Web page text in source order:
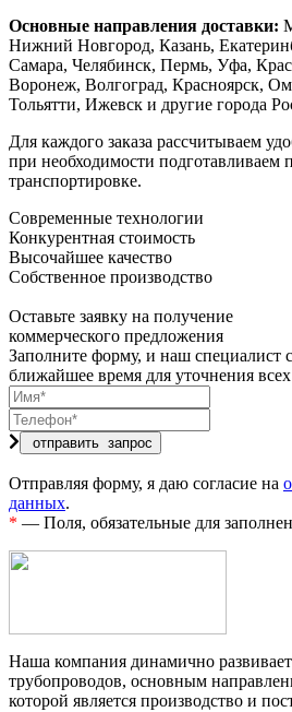
Основные направления доставки:
Нижний Новгород, Казань,
Самара, Челябинск, Пермь, Уфа,
Воронеж, Волгоград, Красноярск,
Тольятти, Ижевск и другие города
Для каждого заказа рассчитываем
при необходимости подготавливаем
транспортировке.
Современные технологии
Конкурентная стоимость
Высочайшее качество
Собственное производство
Оставьте заявку на получение
коммерческого предложения
Заполните форму, и наш специалист
ближайшее время для уточнения
Отправляя форму, я даю согласие на
данных.
* — Поля, обязательные для
Наша компания динамично
трубопроводов, основным
которой является производство и